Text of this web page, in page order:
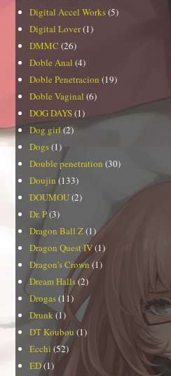
Digital Accel Works(5)
Digital Lover(1)
DMMC (26)
Doble Anal (4)
Doble Penetracion (19)
Doble Vaginal (6)
DOG DAYS(1)
Dog girl(2)
Dogs(1)
Double penetration (30)
Doujin (133)
DOUMOU(2)
Dr. P(3)
Dragon Ball Z(1)
Dragon Quest IV(1)
Dragon's Crown (1)
Dream Halls(2)
Drogas(11)
Drunk(1)
DT Koubou (1)
Ecchi (52)
ED(1)